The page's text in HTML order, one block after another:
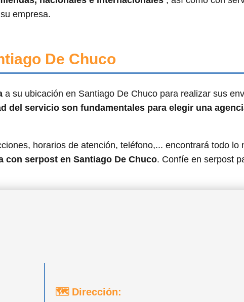
empresa.
De Chuco
a su ubicación en Santiago De Chuco para realizar sus
del servicio son fundamentales para elegir una
horarios de atención, teléfono,... encontrará todo lo
con serpost en Santiago De Chuco. Confíe en serpost
🗺 Dirección: